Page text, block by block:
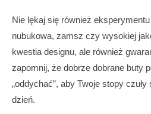
Nie lękaj się również
nubukowa, zamsz czy wysokiej
kwestia designu, ale również
zapomnij, że dobrze dobrane buty
„oddychać”, aby Twoje stopy
dzień.